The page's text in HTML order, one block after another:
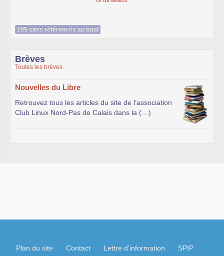
195 sites référencés au total
Brèves
Toutes les brèves
Nouvelles du Libre
Retrouvez tous les articles du site de l’association
Club Linux Nord-Pas de Calais dans la (…)
Plan du site Contact Lettre d'information SPIP